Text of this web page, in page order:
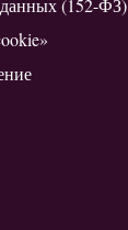
(152-ФЗ)